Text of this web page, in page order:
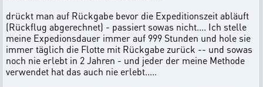
drückt man auf Rückgabe bevor die Expeditionszeit abläuft
(Rückflug abgerechnet) - passiert sowas nicht.... Ich stelle
meine Expedionsdauer immer auf 999 Stunden und hole sie
immer täglich die Flotte mit Rückgabe zurück -- und sowas
noch nie erlebt in 2 Jahren - und jeder der meine Methode
verwendet hat das auch nie erlebt.....